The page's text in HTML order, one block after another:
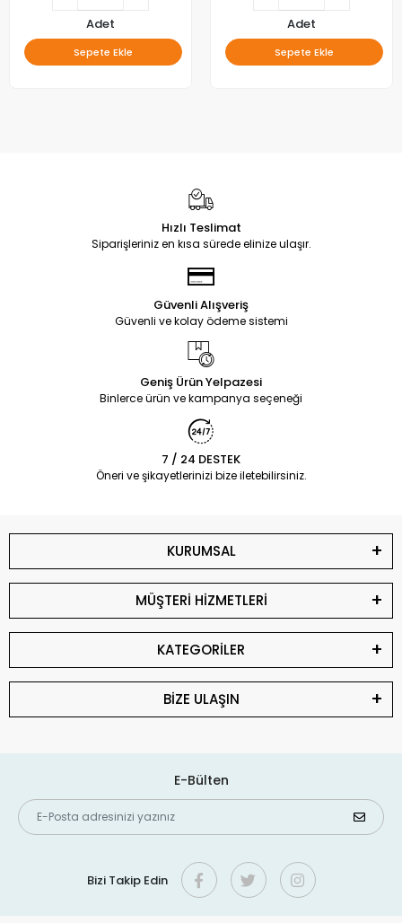
Adet
Sepete Ekle
Adet
Sepete Ekle
Hızlı Teslimat
Siparişleriniz en kısa sürede elinize ulaşır.
Güvenli Alışveriş
Güvenli ve kolay ödeme sistemi
Geniş Ürün Yelpazesi
Binlerce ürün ve kampanya seçeneği
7 / 24 DESTEK
Öneri ve şikayetlerinizi bize iletebilirsiniz.
KURUMSAL
MÜŞTERİ HİZMETLERİ
KATEGORİLER
BİZE ULAŞIN
E-Bülten
Bizi Takip Edin